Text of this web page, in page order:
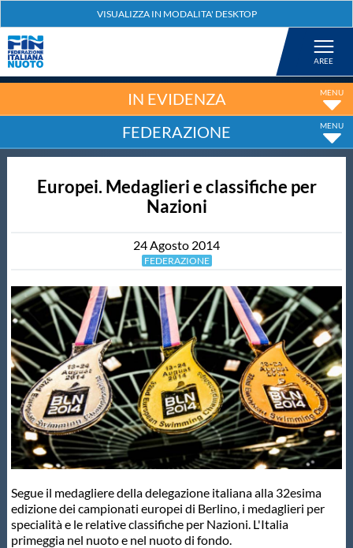
Nuoto
Tuffi
Fondo
Salvamento
Master
Formazione
Scuole Nuoto
IN EVIDENZA
FEDERAZIONE
Europei. Medaglieri e classifiche per
Nazioni
24Agosto 2014
FEDERAZIONE
Segue il medagliere della delegazione italiana alla 32esima
edizione dei campionati europei di Berlino, i medaglieri per
specialità e le relative classifiche per Nazioni. L'Italia
primeggia nel nuoto e nel nuoto di fondo.